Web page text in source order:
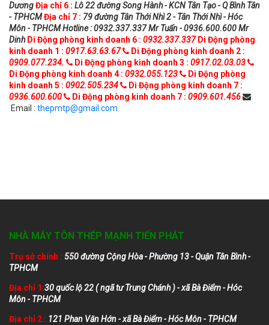
DươngĐịa chỉ 6 : Lô 22 đường Song Hành - KCN Tân Tạo - Q Bình Tân
- TPHCMĐịa chỉ 7 : 79 đường Tân Thới Nhì 2 - Tân Thới Nhì - Hóc
Môn - TPHCMHotline : 0932.337.337 Mr Tuấn - 0936.600.600 Mr
Dinh Di Động phòng kinh doanh 6 : 0932.337.337 Di Động phòng
kinh doanh 1 : 0917.63.63.67
Di Động phòng kinh doanh 2 :
0909.077.234.
Di Động phòng kinh doanh 3 : 0917.02.03.03
Di Động phòng kinh doanh 4 : 0932.055.123
Di Động phòng
kinh doanh 5 : 0902.505.234
Di Động phòng kinh doanh 7 :
0936.600.600
Di Động phòng kinh doanh 7 : 0909.601.456
Email : thepmtp@gmail.com
NHÀ MÁY TÔN THÉP MẠNH TIẾN PHÁT
Trụ sở chính : 550 đường Cộng Hòa - Phường 13 - Quận Tân Bình -
TPHCM
Địa chỉ 1:30 quốc lộ 22 ( ngã tư Trung Chánh ) - xã Bà Điểm - Hóc
Môn - TPHCM
Địa chỉ 2 : 121 Phan Văn Hớn - xã Bà Điểm - Hóc Môn - TPHCM